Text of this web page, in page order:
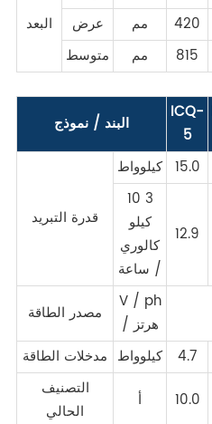
البعد
عرض
مم 420
متوسط
مم 815
البند / نموذج
ICQ-
5
قدرة التبريد
كيلوواط 15.0
10 3
كيلو
كالوري
/ ساعة
12.9
مصدر الطاقة
V / ph
/ هرتز
مدخلات الطاقة كيلوواط 4.7
التصنيف
الحالي
أ 10.0